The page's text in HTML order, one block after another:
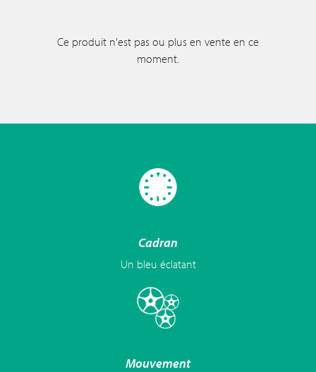
Ce produit n'est pas ou plus en vente en ce
moment.
Cadran
Un bleu éclatant
Mouvement